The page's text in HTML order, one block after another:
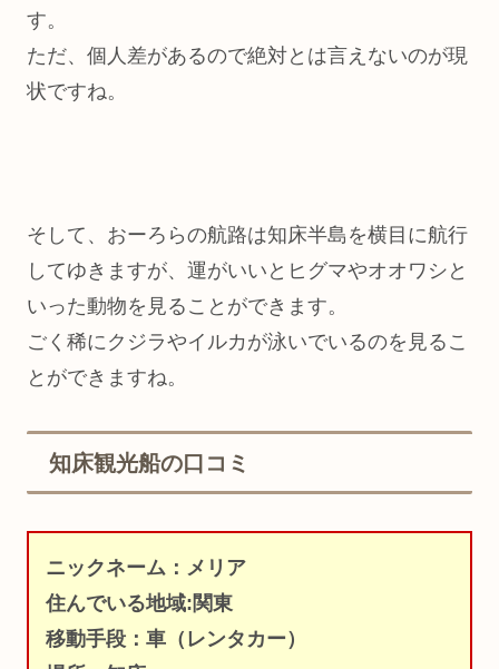
す。
ただ、個人差があるので絶対とは言えないのが現
状ですね。
そして、おーろらの航路は知床半島を横目に航行
してゆきますが、運がいいとヒグマやオオワシと
いった動物を見ることができます。
ごく稀にクジラやイルカが泳いでいるのを見るこ
とができますね。
知床観光船の口コミ
ニックネーム：メリア
住んでいる地域:関東
移動手段：車（レンタカー）